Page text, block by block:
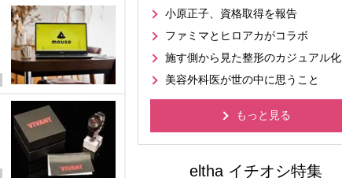
小原正子、資格取得を報告
ファミマとヒロアカがコラボ
施す側から見た整形のカジュアル化
美容外科医が世の中に思うこと
もっと見る